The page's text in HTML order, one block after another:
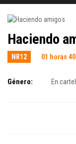
Haciendo
NR12 01 horas
Género: En